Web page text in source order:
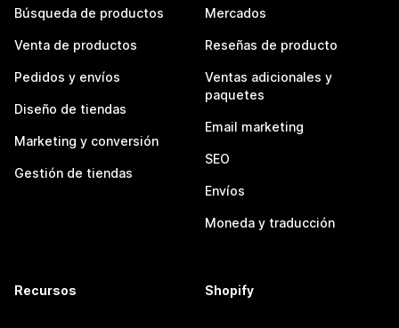
Búsqueda de productos
Venta de productos
Pedidos y envíos
Diseño de tiendas
Marketing y conversión
Gestión de tiendas
Mercados
Reseñas de producto
Ventas adicionales y
paquetes
Email marketing
SEO
Envíos
Moneda y traducción
Recursos Shopify